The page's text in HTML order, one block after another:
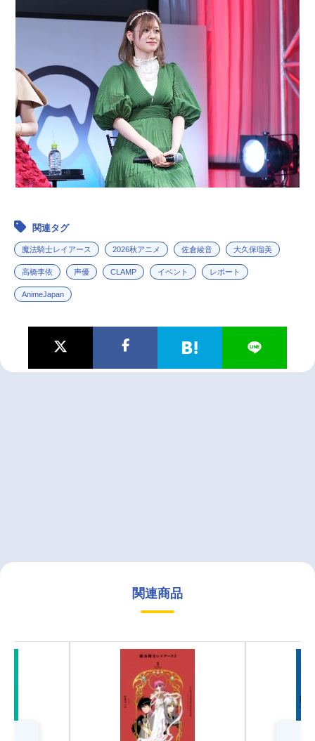
関連タグ
魔法騎士レイアース 2026秋アニメ 佐倉綾音 大久保瑠美
高橋李依 声優 CLAMP イベント レポート
AnimeJapan
関連商品